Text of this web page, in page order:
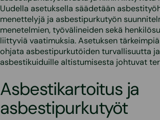
Uudella asetuksella säädetään
menettelyjä ja asbestipurkutyön
menetelmien, työvälineiden sekä
liittyviä vaatimuksia. Asetuksen
ohjata asbestipurkutöiden turvallisuutta
asbestikuiduille altistumisesta johtuvat
Asbestikartoitus ja
asbestipurkutyöt